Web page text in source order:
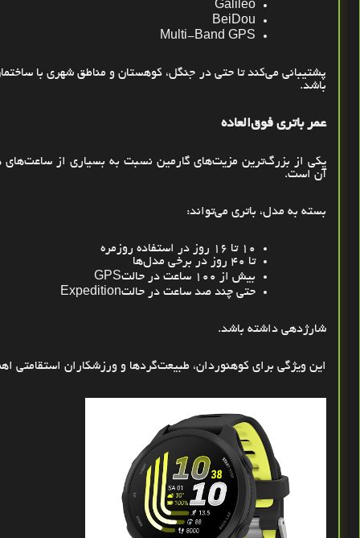
Galileo
BeiDou
Multi-Band GPS
پشتیبانی می‌کند تا حتی در جنگل، کوهستان و مناطق شهری با
باشد.
عمر باتری فوق‌العاده
یکی از بزرگ‌ترین مزیت‌های گارمین نسبت به بسیاری از ساعت‌های
آن است.
بسته به مدل، باتری می‌تواند:
۱۰ تا ۱۶ روز در استفاده روزمره
تا ۴۰ روز در برخی مدل‌ها
بیش از ۱۰۰ ساعت در حالتGPS
حتی چند صد ساعت در حالتExpedition
شارژدهی داشته باشد.
این ویژگی برای کوهنوردان، طبیعت‌گردها و ورزشکاران استقامتی